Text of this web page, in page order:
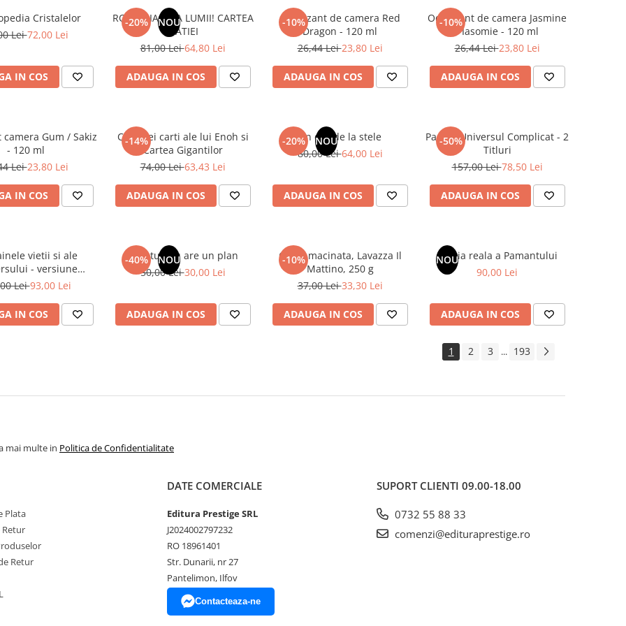
Cristalelor
Lei72,00 Lei
IN COS
-20% NOU
ROMANIA, AXA LUMII! CARTEA
NATIEI
81,00 Lei64,80 Lei
ADAUGA IN COS
-10%
Odorizant de camera Red
Dragon - 120 ml
26,44 Lei23,80 Lei
ADAUGA IN COS
-10%
Odorizant de camera Jasmine
/ Iasomie - 120 ml
26,44 Lei23,80 Lei
ADAUGA IN COS
Gum / Sakiz
- 120 ml
Lei23,80 Lei
IN COS
-14%
Cele trei carti ale lui Enoh si
Cartea Gigantilor
74,00 Lei63,43 Lei
ADAUGA IN COS
-20% NOU
Un dar de la stele
80,00 Lei64,00 Lei
ADAUGA IN COS
-50%
Pachet Universul Complicat - 2
Titluri
157,00 Lei78,50 Lei
ADAUGA IN COS
vietii si ale
- versiune
1939. Volumele I-
Lei93,00 Lei
IN COS
-40% NOU
Sufletul tau are un plan
50,00 Lei30,00 Lei
ADAUGA IN COS
-10%
Cafea macinata, Lavazza Il
Mattino, 250 g
37,00 Lei33,30 Lei
ADAUGA IN COS
NOU
Istoria reala a Pamantului
90,00 Lei
ADAUGA IN COS
1 2 3 ... 193
mai multe in Politica de Confidentialitate
Plata
Retur
Retur
DATE COMERCIALE
Editura Prestige SRL
J2024002797232
RO 18961401
Str. Dunarii, nr 27
Pantelimon, Ilfov
Contacteaza-ne
SUPORT CLIENTI 09.00-18.00
0732 55 88 33
comenzi@edituraprestige.ro